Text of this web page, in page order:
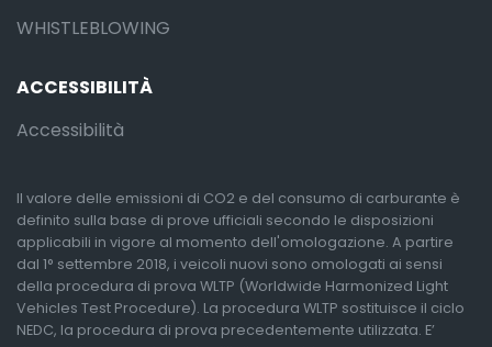
WHISTLEBLOWING
ACCESSIBILITÀ
Accessibilità
Il valore delle emissioni di CO2 e del consumo di carburante è
definito sulla base di prove ufficiali secondo le disposizioni
applicabili in vigore al momento dell'omologazione. A partire
dal 1° settembre 2018, i veicoli nuovi sono omologati ai sensi
della procedura di prova WLTP (Worldwide Harmonized Light
Vehicles Test Procedure). La procedura WLTP sostituisce il ciclo
NEDC, la procedura di prova precedentemente utilizzata. E’